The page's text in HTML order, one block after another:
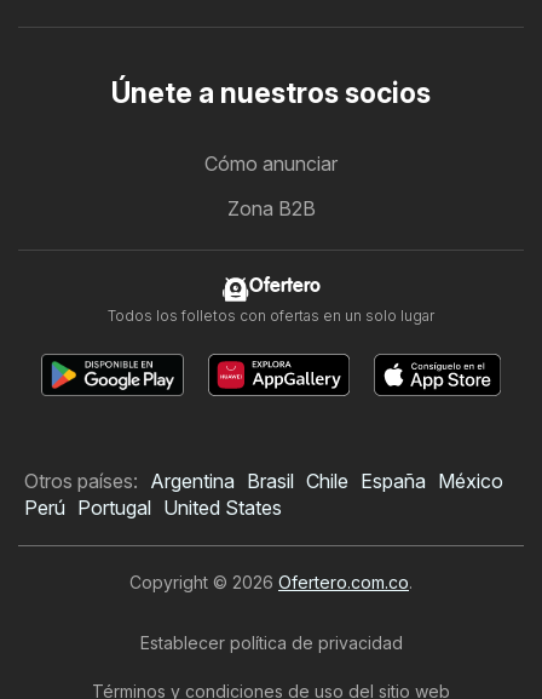
Únete a nuestros socios
Cómo anunciar
Zona B2B
Ofertero
Todos los folletos con ofertas en un solo lugar
Otros países: Argentina Brasil Chile España México
Perú Portugal United States
Copyright © 2026 Ofertero.com.co.
Establecer política de privacidad
Términos y condiciones de uso del sitio web